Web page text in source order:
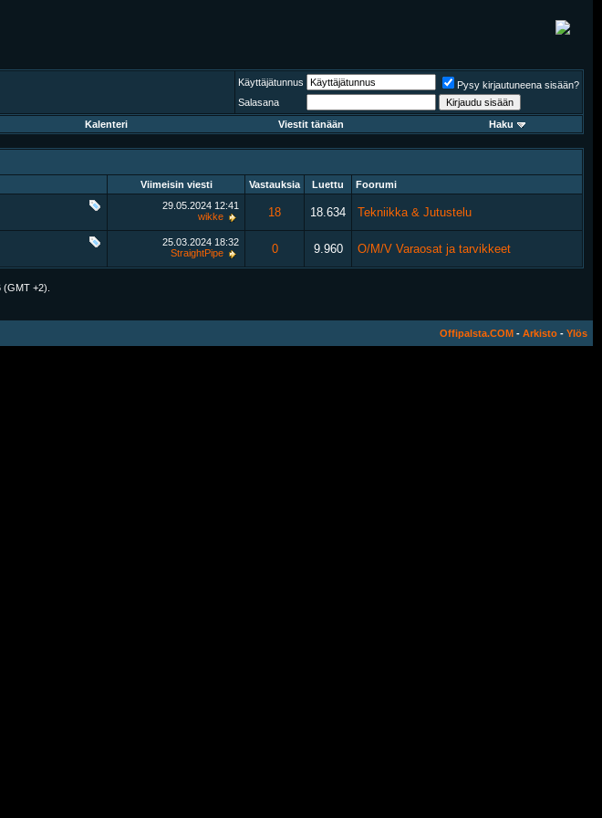
Käyttäjätunnus
Pysy kirjautuneena sisään?
Salasana
Kalenteri Viestit tänään Haku
Viimeisin viesti Vastauksia Luettu Foorumi
29.05.2024 12:41
wikke
18 18.634 Tekniikka & Jutustelu
25.03.2024 18:32
StraightPipe
0 9.960 O/M/V Varaosat ja tarvikkeet
(GMT +2).
Offipalsta.COM - Arkisto - Ylös